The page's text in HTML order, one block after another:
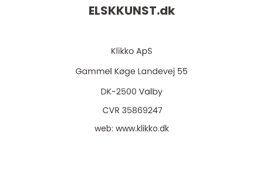
ELSKKUNST.dk
web: www.klikko.dk